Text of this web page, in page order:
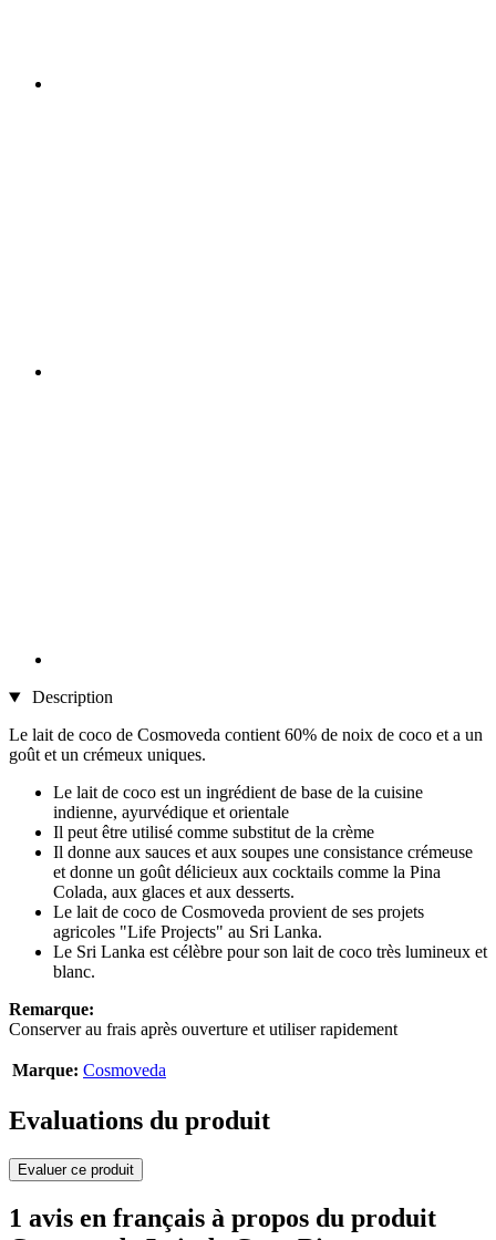
Description
Le lait de coco de Cosmoveda contient 60% de noix de coco et a un
goût et un crémeux uniques.
Le lait de coco est un ingrédient de base de la cuisine
indienne, ayurvédique et orientale
Il peut être utilisé comme substitut de la crème
Il donne aux sauces et aux soupes une consistance crémeuse
et donne un goût délicieux aux cocktails comme la Pina
Colada, aux glaces et aux desserts.
Le lait de coco de Cosmoveda provient de ses projets
agricoles "Life Projects" au Sri Lanka.
Le Sri Lanka est célèbre pour son lait de coco très lumineux et
blanc.
Remarque:
Conserver au frais après ouverture et utiliser rapidement
Marque: Cosmoveda
Evaluations du produit
Evaluer ce produit
1 avis en français à propos du produit